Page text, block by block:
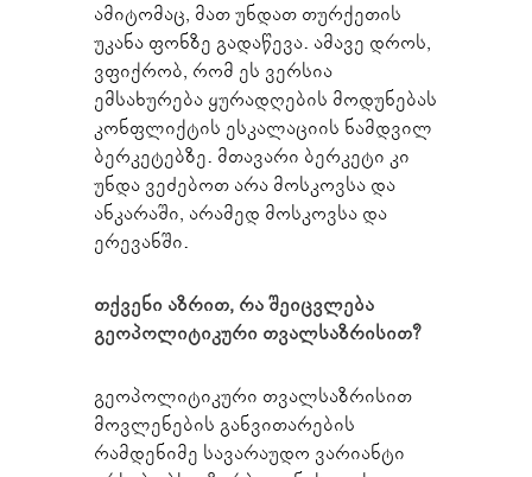
ამიტომაც, მათ უნდათ თურქეთის
უკანა ფონზე გადაწევა. ამავე დროს,
ვფიქრობ, რომ ეს ვერსია
ემსახურება ყურადღების მოდუნებას
კონფლიქტის ესკალაციის ნამდვილ
ბერკეტებზე. მთავარი ბერკეტი კი
უნდა ვეძებოთ არა მოსკოვსა და
ანკარაში, არამედ მოსკოვსა და
ერევანში.
თქვენი აზრით, რა შეიცვლება
გეოპოლიტიკური თვალსაზრისით?
გეოპოლიტიკური თვალსაზრისით
მოვლენების განვითარების
რამდენიმე სავარაუდო ვარიანტი